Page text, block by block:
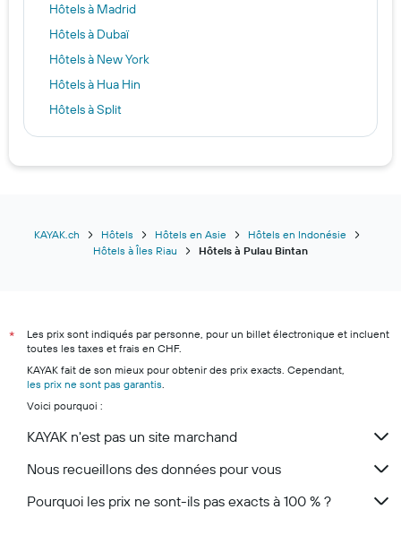
Hôtels à Madrid
Hôtels à Dubaï
Hôtels à New York
Hôtels à Hua Hin
Hôtels à Split
Hôtels à Francfort
Hôtels à Budva
Hôtels à Berne
Hôtels à Lucerne
Hôtels à Zermatt
Hôtels à Andermatt
Hôtels à Genève
KAYAK.ch Hôtels Hôtels en Asie
Hôtels en Indonésie
Hôtels à Îles Riau
Hôtels à Pulau Bintan
*
Les prix sont indiqués par personne, pour un billet électronique et incluent
toutes les taxes et frais en CHF.
KAYAK fait de son mieux pour obtenir des prix exacts. Cependant,
les prix ne sont pas garantis.
Voici pourquoi :
KAYAK n'est pas un site marchand
Nous recueillons des données pour vous
Pourquoi les prix ne sont-ils pas exacts à 100 % ?